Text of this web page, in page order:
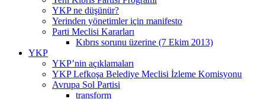
YKP ne düşünür?
Yerinden yönetimler için manifesto
Parti Meclisi Kararları
Kıbrıs sorunu üzerine (7 Ekim 2013)
YKP
YKP’nin açıklamaları
YKP Lefkoşa Belediye Meclisi İzleme Komisyonu
Avrupa Sol Partisi
transform